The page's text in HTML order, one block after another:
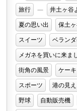
旅行 井土ヶ谷
夏の思い出 保土
スイーツ ベラン
メガネを買いに来ま
街角の風景 ケーキ
スポーツ 港の見
野球 自動販売機